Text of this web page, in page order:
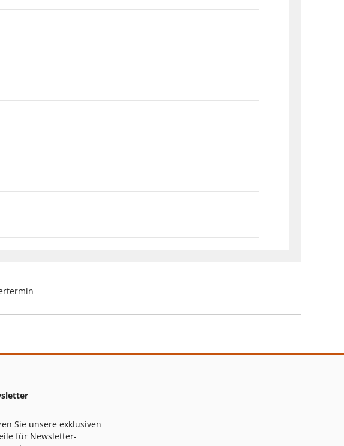
Sie unsere exklusiven
für Newsletter-